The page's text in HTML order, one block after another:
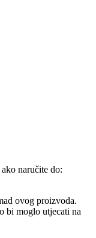
ako naručite do:
ovog proizvoda.
bi moglo utjecati na